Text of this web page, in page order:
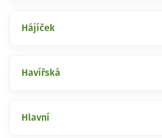
Hájíček
Havířská
Hlavní